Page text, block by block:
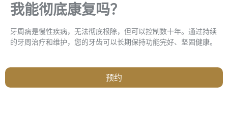
我能彻底康复吗？
牙周病是慢性疾病，无法彻底根除，但可以控制数十年。通过持续
的牙周治疗和维护，您的牙齿可以长期保持功能完好、坚固健康。
预约